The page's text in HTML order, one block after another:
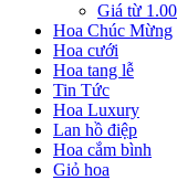
Giá từ
Hoa Chúc Mừng
Hoa cưới
Hoa tang lễ
Tin Tức
Hoa Luxury
Lan hồ điệp
Hoa cắm bình
Giỏ hoa